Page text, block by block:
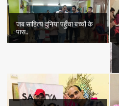
जब साहित्य दुनिया पहुँचा बच्चों के
पास..